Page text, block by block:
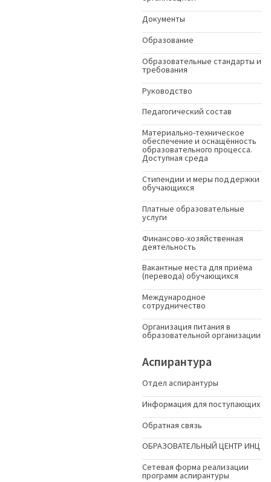
Документы
Образование
Образовательные стандарты и
требования
Руководство
Педагогический состав
Материально-техническое
обеспечение и оснащённость
образовательного процесса.
Доступная среда
Стипендии и меры поддержки
обучающихся
Платные образовательные
услуги
Финансово-хозяйственная
деятельность
Вакантные места для приёма
(перевода) обучающихся
Международное
сотрудничество
Организация питания в
образовательной организации
Аспирантура
Отдел аспирантуры
Информация для поступающих
Обратная связь
ОБРАЗОВАТЕЛЬНЫЙ ЦЕНТР ИНЦ
Сетевая форма реализации
программ аспирантуры